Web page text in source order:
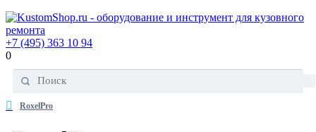
+7 (495) 363 10 94
0
RoxelPro